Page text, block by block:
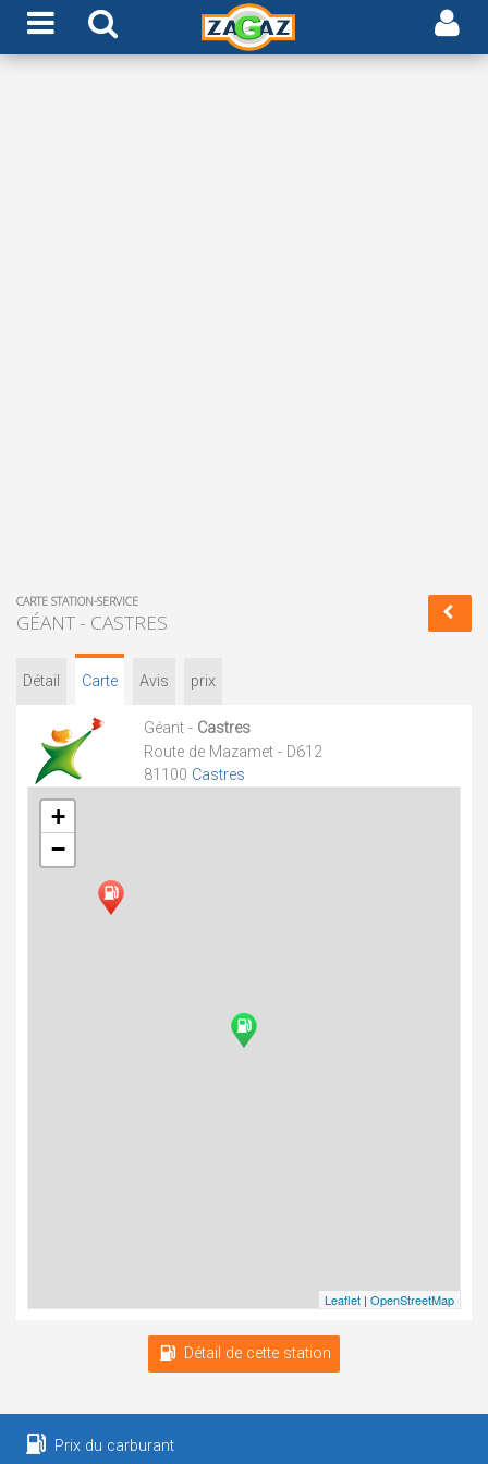
CARTE STATION-SERVICE
GÉANT - CASTRES
Détail Carte Avis prix
Géant - Castres
Route de Mazamet - D612
81100 Castres
+
−
Leaflet | OpenStreetMap
Détail de cette station
Prix du carburant